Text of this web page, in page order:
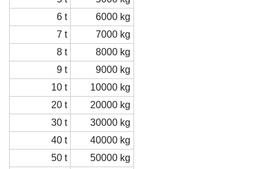
6 t
6000 kg
7 t
7000 kg
8 t
8000 kg
9 t
9000 kg
10 t
10000 kg
20 t
20000 kg
30 t
30000 kg
40 t
40000 kg
50 t
50000 kg